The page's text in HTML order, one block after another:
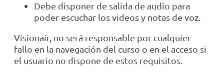
Debe disponer de salida de audio para
poder escuchar los videos y notas de voz.
Visionair, no será responsable por cualquier
fallo en la navegación del curso o en el acceso si
el usuario no dispone de estos requisitos.